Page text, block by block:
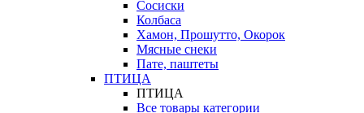
Сосиски
Колбаса
Хамон, Прошутто, Окорок
Мясные снеки
Пате, паштеты
ПТИЦА
ПТИЦА
Все товары категории